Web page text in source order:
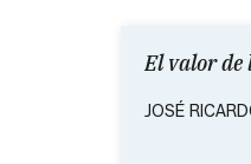
El valor de
JOSÉ